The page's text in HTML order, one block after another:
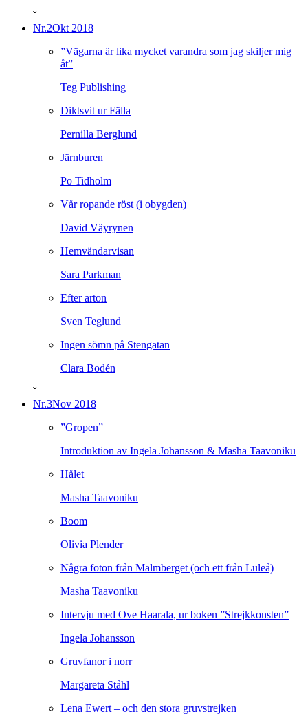
ˇ
Nr.2Okt 2018
”Vägarna är lika mycket varandra som jag skiljer mig
åt”
Teg Publishing
Diktsvit ur Fälla
Pernilla Berglund
Järnburen
Po Tidholm
Vår ropande röst (i obygden)
David Väyrynen
Hemvändarvisan
Sara Parkman
Efter arton
Sven Teglund
Ingen sömn på Stengatan
Clara Bodén
ˇ
Nr.3Nov 2018
”Gropen”
Introduktion av Ingela Johansson & Masha Taavoniku
Hålet
Masha Taavoniku
Boom
Olivia Plender
Några foton från Malmberget (och ett från Luleå)
Masha Taavoniku
Intervju med Ove Haarala, ur boken ”Strejkkonsten”
Ingela Johansson
Gruvfanor i norr
Margareta Ståhl
Lena Ewert – och den stora gruvstrejken